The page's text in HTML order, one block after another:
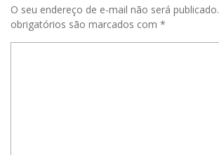
O seu endereço de e-mail não será publicado.
obrigatórios são marcados com *